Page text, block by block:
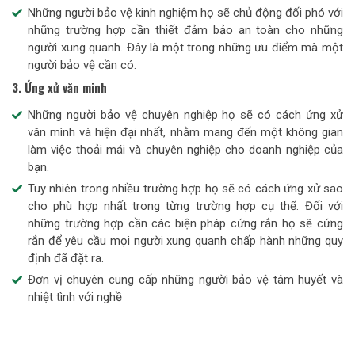
Những người bảo vệ kinh nghiệm họ sẽ chủ động đối phó với
những trường hợp cần thiết đảm bảo an toàn cho những
người xung quanh. Đây là một trong những ưu điểm mà một
người bảo vệ cần có.
3. Ứng xử văn minh
Những người bảo vệ chuyên nghiệp họ sẽ có cách ứng xử
văn mình và hiện đại nhất, nhằm mang đến một không gian
làm việc thoải mái và chuyên nghiệp cho doanh nghiệp của
bạn.
Tuy nhiên trong nhiều trường hợp họ sẽ có cách ứng xử sao
cho phù hợp nhất trong từng trường hợp cụ thể. Đối với
những trường hợp cần các biện pháp cứng rắn họ sẽ cứng
rắn để yêu cầu mọi người xung quanh chấp hành những quy
định đã đặt ra.
Đơn vị chuyên cung cấp những người bảo vệ tâm huyết và
nhiệt tình với nghề